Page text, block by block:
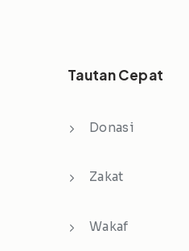
Tautan Cepat
Donasi
Zakat
Wakaf